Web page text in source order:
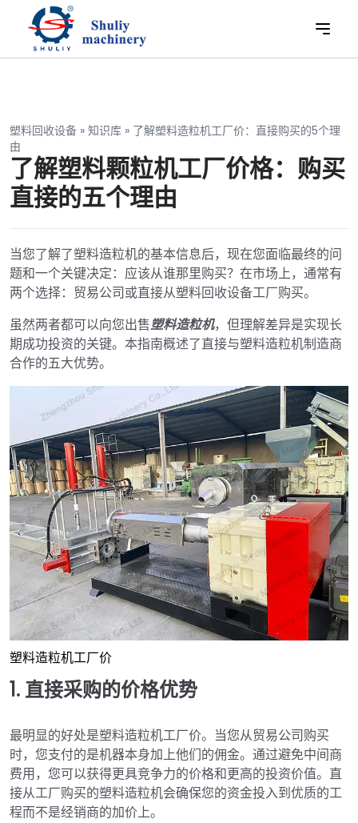
塑料回收设备 » 知识库 » 了解塑料造粒机工厂价：直接购买的5个理
由
了解塑料颗粒机工厂价格：购买
直接的五个理由
当您了解了塑料造粒机的基本信息后，现在您面临最终的问
题和一个关键决定：应该从谁那里购买？在市场上，通常有
两个选择：贸易公司或直接从塑料回收设备工厂购买。
虽然两者都可以向您出售塑料造粒机，但理解差异是实现长
期成功投资的关键。本指南概述了直接与塑料造粒机制造商
合作的五大优势。
塑料造粒机工厂价
1. 直接采购的价格优势
最明显的好处是塑料造粒机工厂价。当您从贸易公司购买
时，您支付的是机器本身加上他们的佣金。通过避免中间商
费用，您可以获得更具竞争力的价格和更高的投资价值。直
接从工厂购买的塑料造粒机会确保您的资金投入到优质的工
程而不是经销商的加价上。